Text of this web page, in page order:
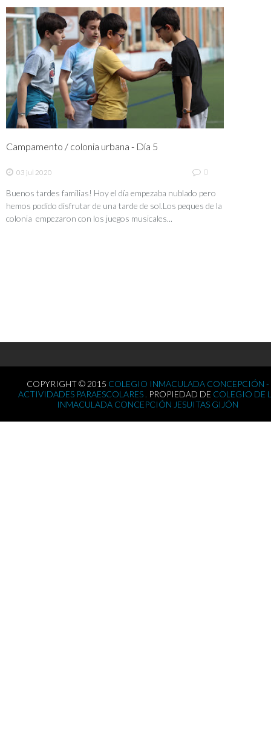
Campamento / colonia urbana - Día 5
03 jul 2020 0
Buenos tardes familias! Hoy el día empezaba nublado pero
hemos podido disfrutar de una tarde de sol.Los peques de la
colonia empezaron con los juegos musicales...
COPYRIGHT © 2015 COLEGIO INMACULADA CONCEPCIÓN -
ACTIVIDADES PARAESCOLARES . PROPIEDAD DE COLEGIO DE
INMACULADA CONCEPCIÓN JESUITAS GIJÓN